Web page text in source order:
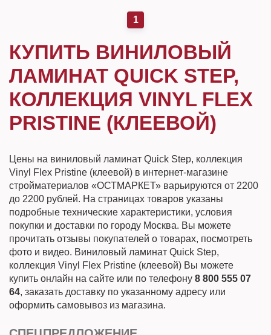
1
КУПИТЬ ВИНИЛОВЫЙ
ЛАМИНАТ QUICK STEP,
КОЛЛЕКЦИЯ VINYL FLEX
PRISTINE (КЛЕЕВОЙ)
Цены на виниловый ламинат Quick Step, коллекция
Vinyl Flex Pristine (клеевой) в интернет-магазине
стройматериалов «ОСТМАРКЕТ» варьируются от 2200
до 2200 рублей. На страницах товаров указаны
подробные технические характеристики, условия
покупки и доставки по городу Москва. Вы можете
прочитать отзывы покупателей о товарах, посмотреть
фото и видео. Виниловый ламинат Quick Step,
коллекция Vinyl Flex Pristine (клеевой) Вы можете
купить онлайн на сайте или по телефону 8 800 555 07
64, заказать доставку по указанному адресу или
оформить самовывоз из магазина.